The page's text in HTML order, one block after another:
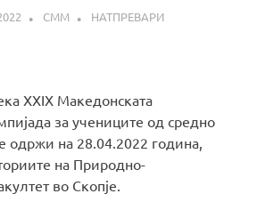
СММ НАТПРЕВАРИ
XXIX Македонската
за учениците од средно
одржи на 28.04.2022 година,
на Природно-
во Скопје.